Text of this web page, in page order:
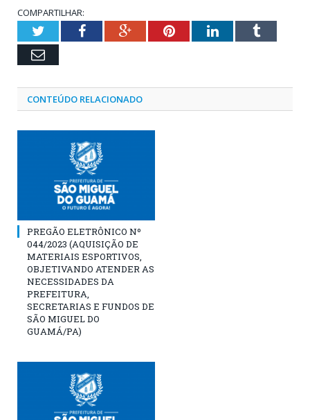
COMPARTILHAR:
TwitterFacebookGoogle+PinterestLinkedInTumblr
Email
CONTEÚDO RELACIONADO
PREGÃO ELETRÔNICO Nº
044/2023 (AQUISIÇÃO DE
MATERIAIS ESPORTIVOS,
OBJETIVANDO ATENDER AS
NECESSIDADES DA
PREFEITURA,
SECRETARIAS E FUNDOS DE
SÃO MIGUEL DO
GUAMÁ/PA)